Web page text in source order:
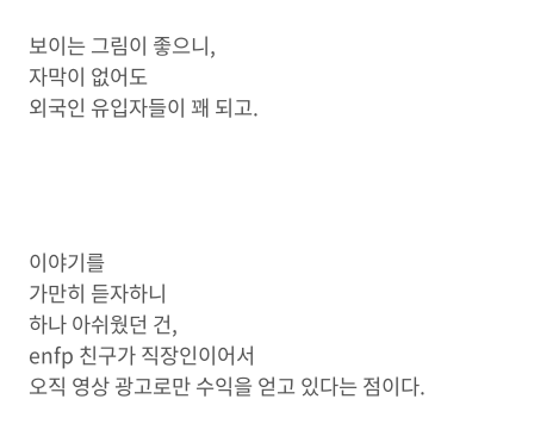
보이는 그림이 좋으니,
자막이 없어도
외국인 유입자들이 꽤 되고.
이야기를
가만히 듣자하니
하나 아쉬웠던 건,
enfp 친구가 직장인이어서
오직 영상 광고로만 수익을 얻고 있다는 점이다.